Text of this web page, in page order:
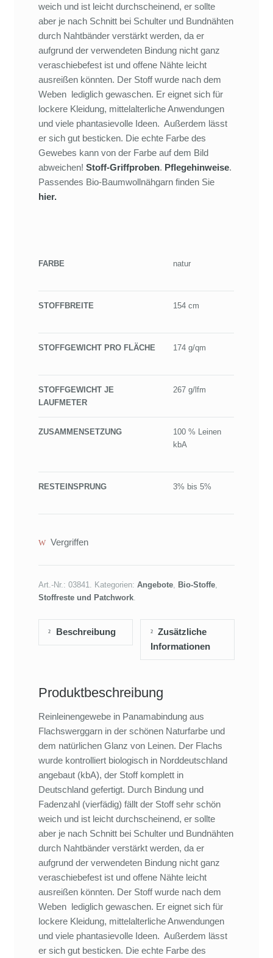
weich und ist leicht durchscheinend, er sollte
aber je nach Schnitt bei Schulter und Bundnähten
durch Nahtbänder verstärkt werden, da er
aufgrund der verwendeten Bindung nicht ganz
veraschiebefest ist und offene Nähte leicht
ausreißen könnten. Der Stoff wurde nach dem
Weben lediglich gewaschen. Er eignet sich für
lockere Kleidung, mittelalterliche Anwendungen
und viele phantasievolle Ideen. Außerdem lässt
er sich gut besticken. Die echte Farbe des
Gewebes kann von der Farbe auf dem Bild
abweichen!Stoff-Griffproben. Pflegehinweise.
Passendes Bio-Baumwollnähgarn finden Sie
hier.
FARBE natur
STOFFBREITE 154 cm
STOFFGEWICHT PRO FLÄCHE 174 g/qm
STOFFGEWICHT JE
LAUFMETER
267 g/lfm
ZUSAMMENSETZUNG
100 % Leinen
kbA
RESTEINSPRUNG 3% bis 5%
Vergriffen
Art.-Nr.:03841. Kategorien:Angebote, Bio-Stoffe,
Stoffreste und Patchwork.
Beschreibung
Zusätzliche
Informationen
Produktbeschreibung
Reinleinengewebe in Panamabindung aus
Flachswerggarn in der schönen Naturfarbe und
dem natürlichen Glanz von Leinen. Der Flachs
wurde kontrolliert biologisch in Norddeutschland
angebaut (kbA), der Stoff komplett in
Deutschland gefertigt. Durch Bindung und
Fadenzahl (vierfädig) fällt der Stoff sehr schön
weich und ist leicht durchscheinend, er sollte
aber je nach Schnitt bei Schulter und Bundnähten
durch Nahtbänder verstärkt werden, da er
aufgrund der verwendeten Bindung nicht ganz
veraschiebefest ist und offene Nähte leicht
ausreißen könnten. Der Stoff wurde nach dem
Weben lediglich gewaschen. Er eignet sich für
lockere Kleidung, mittelalterliche Anwendungen
und viele phantasievolle Ideen. Außerdem lässt
er sich gut besticken. Die echte Farbe des